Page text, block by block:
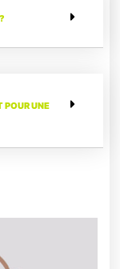
POUR UNE